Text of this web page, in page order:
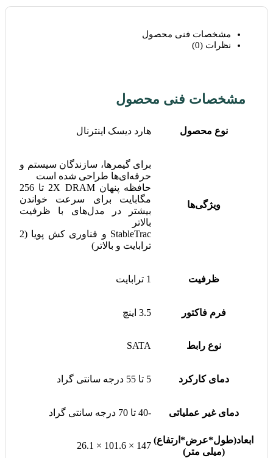
مشخصات فنی محصول
نظرات (0)
مشخصات فنی محصول
نوع محصول هارد دیسک اینترنال
ویژگی‌ها
برای گیمرها، سازندگان سیستم و
حرفه‌ای‌ها طراحی شده است
حافظه پنهان 2X DRAM تا 256
مگابایت برای سرعت خواندن
بیشتر در مدل‌های با ظرفیت
بالاتر
StableTrac و فناوری کش پویا (2
ترابایت و بالاتر)
ظرفیت 1 ترابایت
فرم فاکتور 3.5 اینچ
نوع رابط SATA
دمای کارکرد 5 تا 55 درجه سانتی گراد
دمای غیر عملیاتی -40 تا 70 درجه سانتی گراد
ابعاد(طول*عرض*ارتفاع)
(میلی متر)
147 × 101.6 × 26.1